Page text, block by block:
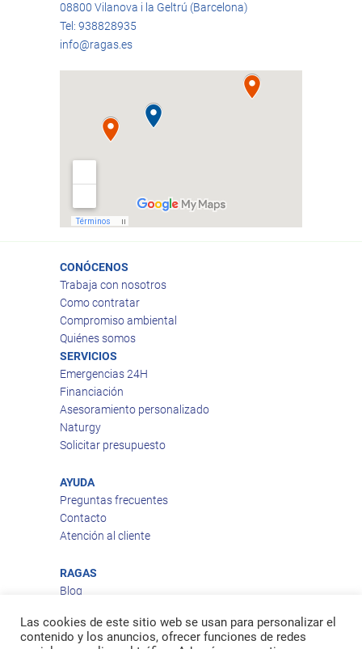
08800 Vilanova i la Geltrú (Barcelona)
Tel: 938828935
info@ragas.es
CONÓCENOS
Trabaja con nosotros
Como contratar
Compromiso ambiental
Quiénes somos
SERVICIOS
Emergencias 24H
Financiación
Asesoramiento personalizado
Naturgy
Solicitar presupuesto
AYUDA
Preguntas frecuentes
Contacto
Atención al cliente
RAGAS
Blog
Política de privacidad
Política de cookies
Las cookies de este sitio web se usan para personalizar el
contenido y los anuncios, ofrecer funciones de redes